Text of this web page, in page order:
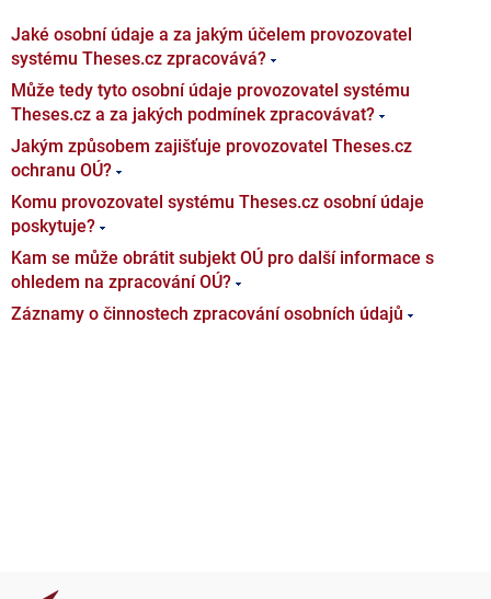
Jaké osobní údaje a za jakým účelem provozovatel
systému Theses.cz zpracovává?
Může tedy tyto osobní údaje provozovatel systému
Theses.cz a za jakých podmínek zpracovávat?
Jakým způsobem zajišťuje provozovatel Theses.cz
ochranu OÚ?
Komu provozovatel systému Theses.cz osobní údaje
poskytuje?
Kam se může obrátit subjekt OÚ pro další informace s
ohledem na zpracování OÚ?
Záznamy o činnostech zpracování osobních údajů